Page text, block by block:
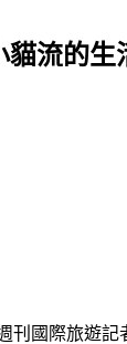
貓流的
國際旅遊記